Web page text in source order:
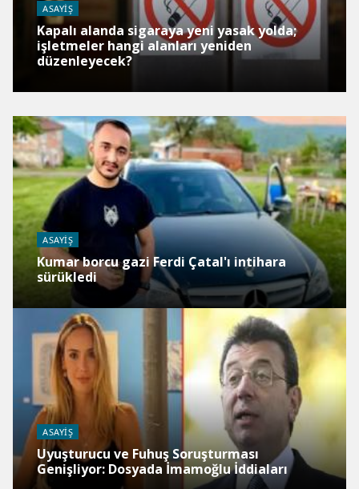
ASAYIŞ
Kapalı alanda sigaraya yeni yasak yolda;
işletmeler hangi alanları yeniden
düzenleyecek?
ASAYIŞ
Kumar borcu gazi Ferdi Çatal'ı intihara
sürükledi
ASAYIŞ
Uyuşturucu ve Fuhuş Soruşturması
Genişliyor: Dosyada İmamoğlu İddiaları